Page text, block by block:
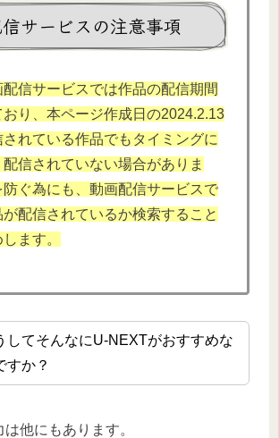
サービスの注意事項
信サービスでは作品の配信期間
おり、本ページ作成日の2024.2.13
れている作品でもタイミングに
配信されていない場合がありま
ぐ為にも、動画配信サービスで
が配信されているか検索すること
ます。
してそんなにU-NEXTがおすすめな
すか？
他にもあります。